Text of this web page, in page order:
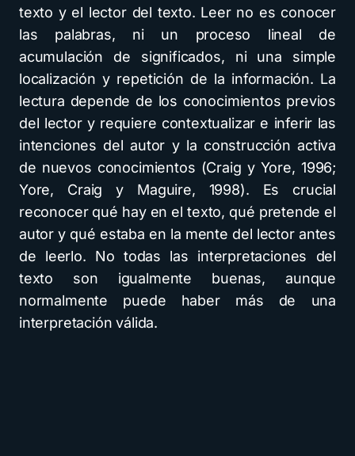
texto y el lector del texto. Leer no es conocer
las palabras, ni un proceso lineal de
acumulación de significados, ni una simple
localización y repetición de la información. La
lectura depende de los conocimientos previos
del lector y requiere contextualizar e inferir las
intenciones del autor y la construcción activa
de nuevos conocimientos (Craig y Yore, 1996;
Yore, Craig y Maguire, 1998). Es crucial
reconocer qué hay en el texto, qué pretende el
autor y qué estaba en la mente del lector antes
de leerlo. No todas las interpretaciones del
texto son igualmente buenas, aunque
normalmente puede haber más de una
interpretación válida.